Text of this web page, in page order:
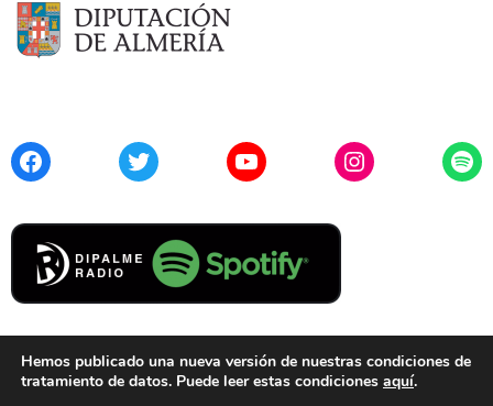
FacebookTwitter YouTubeInstagram
Cookies
Hemos publicado una nueva versión de nuestras condiciones de
tratamiento de datos. Puede leer estas condiciones aquí.